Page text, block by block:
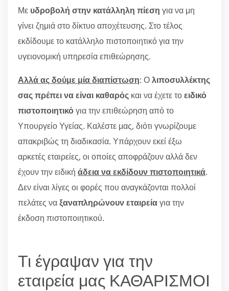
Με υδροβολή στην κατάλληλη πίεση για να μη
γίνει ζημιά στο δίκτυο αποχέτευσης. Στο τέλος
εκδίδουμε το κατάλληλο πιστοποιητικό για την
υγειονομική υπηρεσία επιθεώρησης.
Αλλά ας δούμε μία διαπίστωση: Ολιποσυλλέκτης
σας πρέπει να είναι καθαρός και να έχετε τοειδικό
πιστοποιητικόγια την επιθεώρηση από το
Υπουργείο Υγείας. Καλέστε μας, διότι γνωρίζουμε
απακριβώς τη διαδικασία. Υπάρχουν εκεί έξω
αρκετές εταιρείες, οι οποίες αποφράζουν αλλά δεν
έχουν την ειδική άδεια να εκδίδουν πιστοποιητικά.
Δεν είναι λίγες οι φορές που αναγκάζονται πολλοί
πελάτες ναξαναπληρώνουν εταιρείαγια την
έκδοση πιστοποιητικού.
Τι έγραψαν για την
εταιρεία μας ΚΑΘΑΡΙΣΜΟΙ